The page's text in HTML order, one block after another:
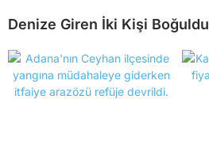
Denize Giren İki Kişi Boğuldu